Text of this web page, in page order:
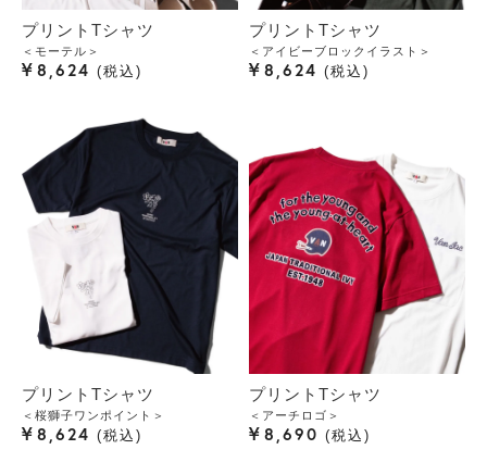
プリントTシャツ
＜モーテル＞
¥ 8,624 税込
プリントTシャツ
＜アイビーブロックイラスト＞
¥ 8,624 税込
プリントTシャツ
＜桜獅子ワンポイント＞
¥ 8,624 税込
プリントTシャツ
＜アーチロゴ＞
¥ 8,690 税込